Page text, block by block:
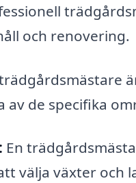
och renovering.
av de specifika
En
välja växter och